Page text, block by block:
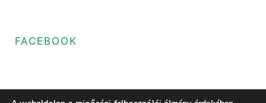
FACEBOOK